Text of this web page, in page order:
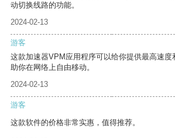
动切换线路的功能。
2024-02-13
游客
这款加速器VPM应用程序可以给你提供最高速度
助你在网络上自由移动。
2024-02-13
游客
这款软件的价格非常实惠，值得推荐。